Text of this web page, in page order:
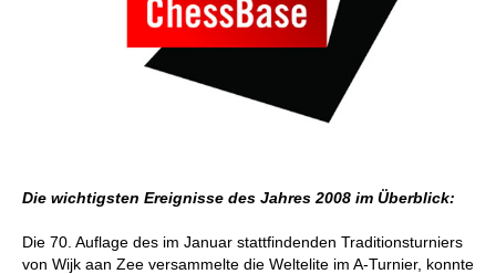
Die wichtigsten Ereignisse des Jahres 2008 im Überblick:
Die 70. Auflage des im Januar stattfindenden Traditionsturniers
von Wijk aan Zee versammelte die Weltelite im A-Turnier, konnte